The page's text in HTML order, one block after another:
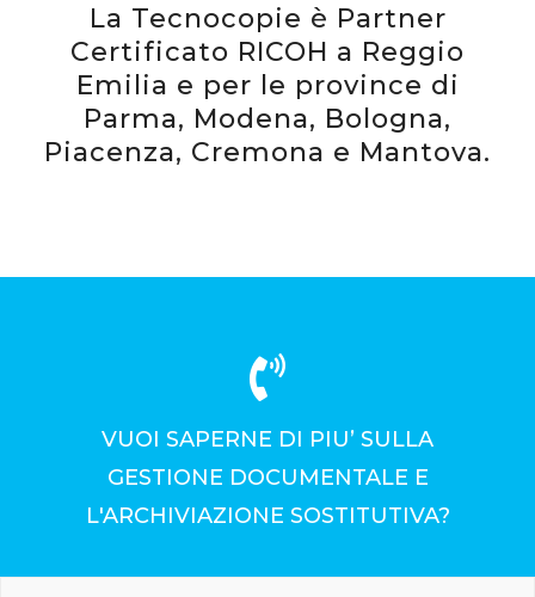
La Tecnocopie è Partner
Certificato RICOH a Reggio
Emilia e per le province di
Parma, Modena, Bologna,
Piacenza, Cremona e Mantova.
VUOI SAPERNE DI PIU’ SULLA
GESTIONE DOCUMENTALE E
L'ARCHIVIAZIONE SOSTITUTIVA?